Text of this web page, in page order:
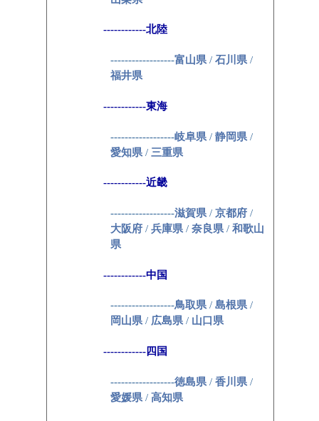
------------北陸
------------------富山県 /石川県 /
福井県
------------東海
------------------岐阜県 /静岡県 /
愛知県 / 三重県
------------近畿
------------------滋賀県 /京都府 /
大阪府 /兵庫県 /奈良県 /和歌山
県
------------中国
------------------鳥取県/島根県/
岡山県/ 広島県/ 山口県
------------四国
------------------徳島県 /香川県 /
愛媛県 /高知県